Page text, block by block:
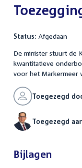
:
Status: Afgedaan
De minister stuurt de
kwantitatieve
voor het Markermeer
Toegezegd
Toegezegd
Bijlagen